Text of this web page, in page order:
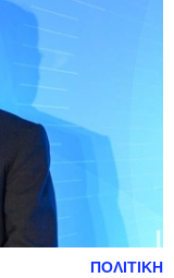
ΠΟΛΙΤΙΚΗ